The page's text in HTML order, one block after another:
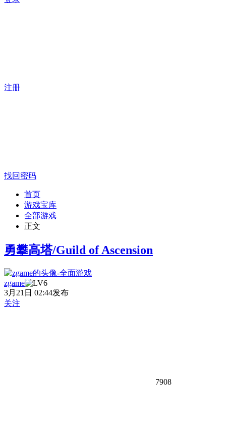
注册
找回密码
首页
游戏宝库
全部游戏
正文
勇攀高塔/Guild of Ascension
zgame
3月21日 02:44发布
关注
7908